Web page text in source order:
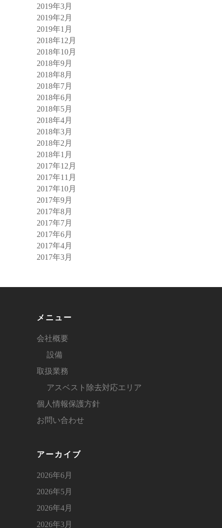
2019年3月
2019年2月
2019年1月
2018年12月
2018年10月
2018年9月
2018年8月
2018年7月
2018年6月
2018年5月
2018年4月
2018年3月
2018年2月
2018年1月
2017年12月
2017年11月
2017年10月
2017年9月
2017年8月
2017年7月
2017年6月
2017年4月
2017年3月
メニュー
会社概要
設備
取扱業務
アスベスト除去対応エリア
個人情報保護方針
お問い合わせ
アーカイブ
2026年6月
2026年5月
2026年4月
2026年3月